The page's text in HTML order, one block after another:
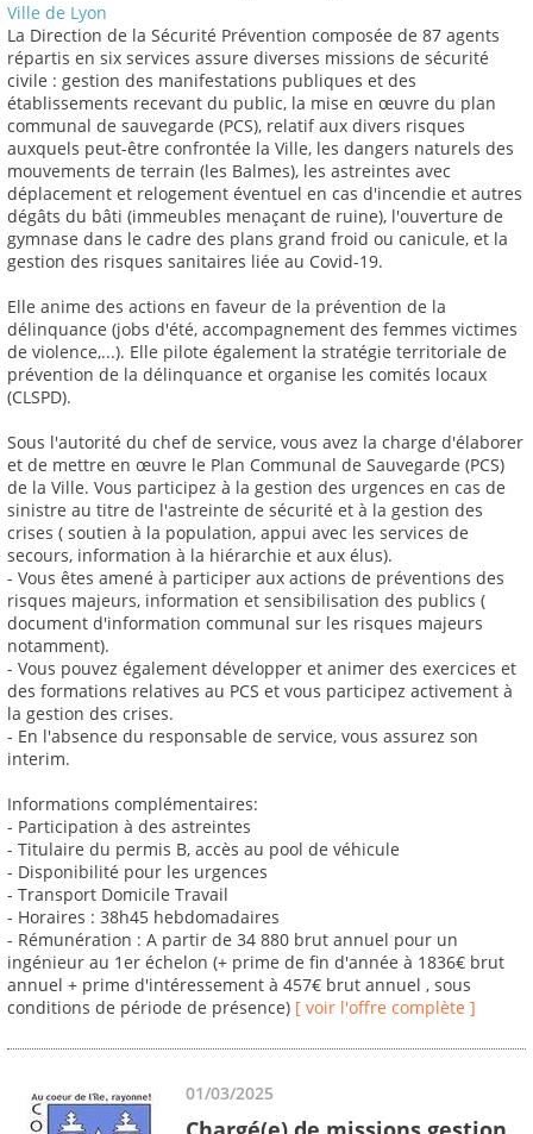
Ville de Lyon
La Direction de la Sécurité Prévention composée de 87 agents
répartis en six services assure diverses missions de sécurité
civile : gestion des manifestations publiques et des
établissements recevant du public, la mise en œuvre du plan
communal de sauvegarde (PCS), relatif aux divers risques
auxquels peut-être confrontée la Ville, les dangers naturels des
mouvements de terrain (les Balmes), les astreintes avec
déplacement et relogement éventuel en cas d'incendie et autres
dégâts du bâti (immeubles menaçant de ruine), l'ouverture de
gymnase dans le cadre des plans grand froid ou canicule, et la
gestion des risques sanitaires liée au Covid-19.
Elle anime des actions en faveur de la prévention de la
délinquance (jobs d'été, accompagnement des femmes victimes
de violence,...). Elle pilote également la stratégie territoriale de
prévention de la délinquance et organise les comités locaux
(CLSPD).
Sous l'autorité du chef de service, vous avez la charge d'élaborer
et de mettre en œuvre le Plan Communal de Sauvegarde (PCS)
de la Ville. Vous participez à la gestion des urgences en cas de
sinistre au titre de l'astreinte de sécurité et à la gestion des
crises ( soutien à la population, appui avec les services de
secours, information à la hiérarchie et aux élus).
- Vous êtes amené à participer aux actions de préventions des
risques majeurs, information et sensibilisation des publics (
document d'information communal sur les risques majeurs
notamment).
- Vous pouvez également développer et animer des exercices et
des formations relatives au PCS et vous participez activement à
la gestion des crises.
- En l'absence du responsable de service, vous assurez son
interim.
Informations complémentaires:
- Participation à des astreintes
- Titulaire du permis B, accès au pool de véhicule
- Disponibilité pour les urgences
- Transport Domicile Travail
- Horaires : 38h45 hebdomadaires
- Rémunération : A partir de 34 880 brut annuel pour un
ingénieur au 1er échelon (+ prime de fin d'année à 1836€ brut
annuel + prime d'intéressement à 457€ brut annuel , sous
conditions de période de présence) [ voir l'offre complète ]
01/03/2025